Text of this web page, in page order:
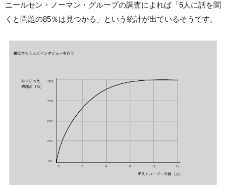
ニールセン・ノーマン・グループの調査によれば「5人に話を聞
くと問題の85％は見つかる」という統計が出ているそうです。